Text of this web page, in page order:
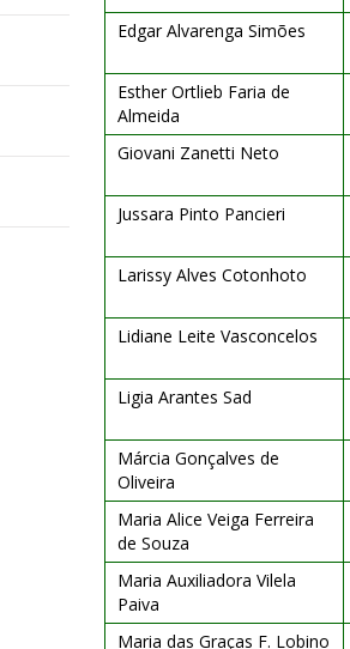
Edgar Alvarenga Simões
Esther Ortlieb Faria de
Almeida
Giovani Zanetti Neto
Jussara Pinto Pancieri
Larissy Alves Cotonhoto
Lidiane Leite Vasconcelos
Ligia Arantes Sad
Márcia Gonçalves de
Oliveira
Maria Alice Veiga Ferreira
de Souza
Maria Auxiliadora Vilela
Paiva
Maria das Graças F. Lobino